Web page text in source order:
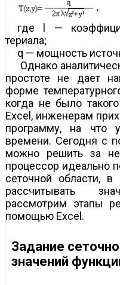
где l —
териала;
q — мощность
Однако
простоте не дает
форме
когда не было
Excel, инженерам
программу, на что
времени. Сегодня с
можно решить за
процессор идеально
сеточной области, в
рассчитывать
рассмотрим этапы
помощью Excel.
Задание
значений